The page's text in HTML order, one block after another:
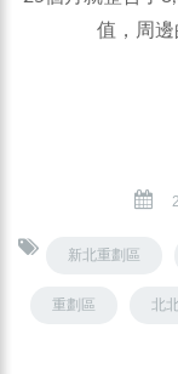
值，周邊
新北重劃區
重劃區 北